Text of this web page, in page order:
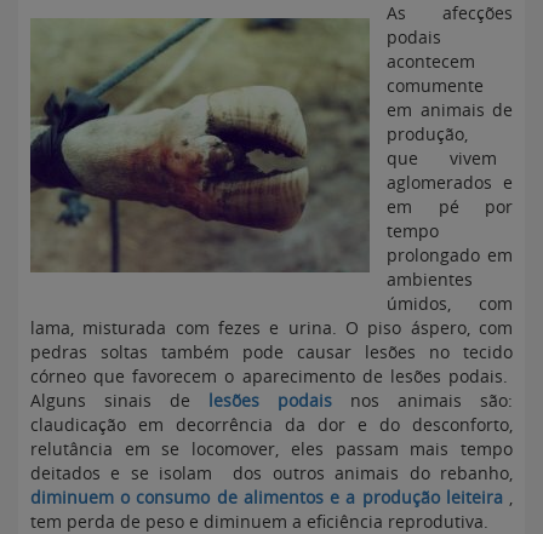
As afecções
podais
acontecem
comumente
em animais de
produção,
que vivem
aglomerados e
em pé por
tempo
prolongado em
ambientes
úmidos, com
lama, misturada com fezes e urina. O piso áspero, com
pedras soltas também pode causar lesões no tecido
córneo que favorecem o aparecimento de lesões podais.
Alguns sinais de lesões podais
nos animais são:
claudicação em decorrência da dor e do desconforto,
relutância em se locomover, eles passam mais tempo
deitados e se isolam dos outros animais do rebanho,
diminuem o consumo de alimentos e a produção leiteira ,
tem perda de peso e diminuem a eficiência reprodutiva.